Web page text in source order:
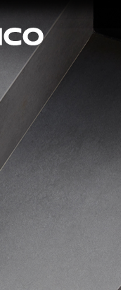
raccolta
preferenze relative